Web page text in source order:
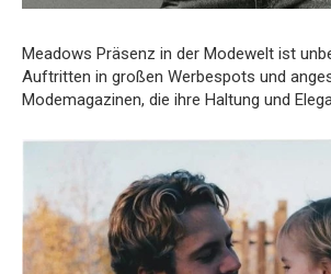
Meadows Präsenz in der Modewelt ist
Auftritten in großen Werbespots und
Modemagazinen, die ihre Haltung und